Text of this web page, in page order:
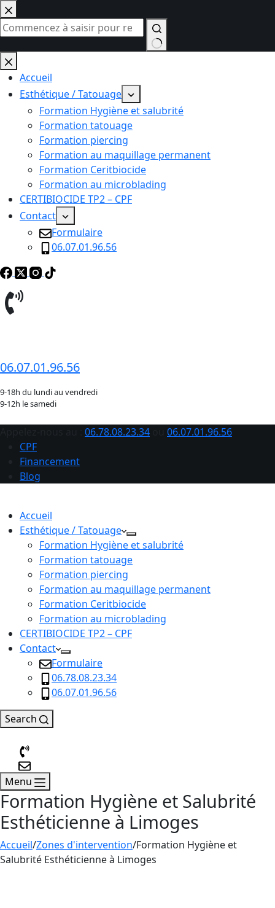
Passer
au
contenu
Aucun
résultatAccueil
Esthétique / Tatouage
Formation Hygiène et salubrité
Formation tatouage
Formation piercing
Formation au maquillage permanent
Formation Ceritbiocide
Formation au microblading
CERTIBIOCIDE TP2 – CPF
Contact
Formulaire
06.07.01.96.56
06.07.01.96.56
9-18h du lundi au vendredi
9-12h le samedi
06.78.08.23.34
06.07.01.96.56
CPF
Financement
Blog
Accueil
Esthétique / Tatouage
Formation Hygiène et salubrité
Formation tatouage
Formation piercing
Formation au maquillage permanent
Formation Ceritbiocide
Formation au microblading
CERTIBIOCIDE TP2 – CPF
Contact
Formulaire
06.78.08.23.34
06.07.01.96.56
Search
Menu
Formation Hygiène et Salubrité
Esthéticienne à Limoges
Accueil/Zones d'intervention/Formation Hygiène et
Salubrité Esthéticienne à Limoges